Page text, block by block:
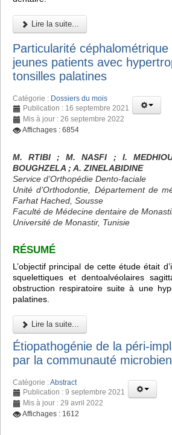
Lire la suite...
Particularité
jeunes patients avec
tonsilles palatines
Catégorie : Dossiers du mois
Publication : 16 septembre 2021
Mis à jour : 26 septembre 2022
Affichages : 6854
M. RTIBI ; M. NASFI ; I.
BOUGHZELA ; A. ZINELABIDINE
Service d’Orthopédie Dento-faciale
Unité d’Orthodontie, Département de
Farhat Hached, Sousse
Faculté de Médecine dentaire de
Université de Monastir, Tunisie
RÉSUMÉ
L’objectif principal de cette étude était
squelettiques et dentoalvéolaires
obstruction respiratoire suite à une
palatines.
Lire la suite...
Étiopathogénie de la péri-
par la communauté
Catégorie :Abstract
Publication : 9 septembre 2021
Mis à jour : 29 avril 2022
Affichages : 1612